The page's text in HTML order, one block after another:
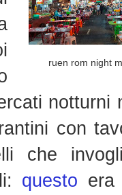
ruen rom night
con
che
questo era